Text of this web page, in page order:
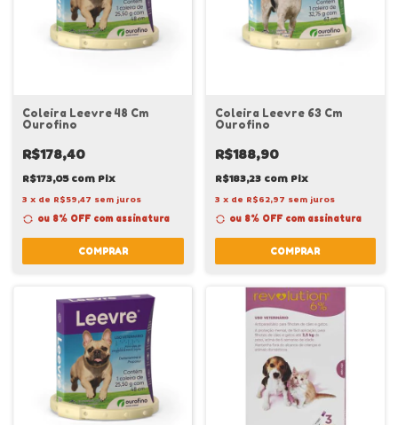
Coleira Leevre 48 Cm
Ourofino
R$178,40
R$173,05com Pix
3 x de R$59,47 sem juros
ou 8% OFF com assinatura
COMPRAR
Coleira Leevre 63 Cm
Ourofino
R$188,90
R$183,23 com Pix
3 x de R$62,97 sem juros
ou 8% OFF com assinatura
COMPRAR